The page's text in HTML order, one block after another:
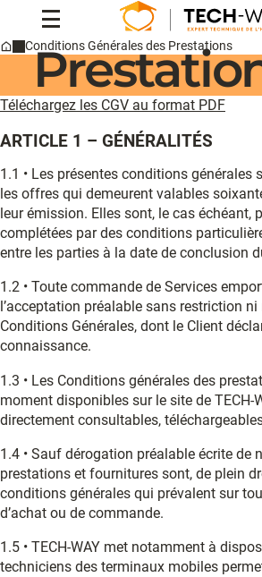
Professionnels
Particuliers
Conseils & actus
Qui sommes-nous ?
Contact
Devis
Conditions Générales des Prestations
Téléchargez les CGV au format PDF
ARTICLE 1 – GÉNÉRALITÉS
1.1 • Les présentes conditions générales
les offres qui demeurent valables
leur émission. Elles sont, le cas échéant,
complétées par des conditions
entre les parties à la date de conclusion
1.2 • Toute commande de Services
l’acceptation préalable sans restriction ni
Conditions Générales, dont le Client
connaissance.
1.3 • Les Conditions générales des
moment disponibles sur le site de TECH-
directement consultables,
1.4 • Sauf dérogation préalable écrite de
prestations et fournitures sont, de plein
conditions générales qui prévalent sur
d’achat ou de commande.
1.5 • TECH-WAY met notamment à
techniciens des terminaux mobiles